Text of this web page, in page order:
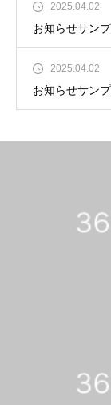
2025.04.02
お知らせサン
2025.04.02
お知らせサン